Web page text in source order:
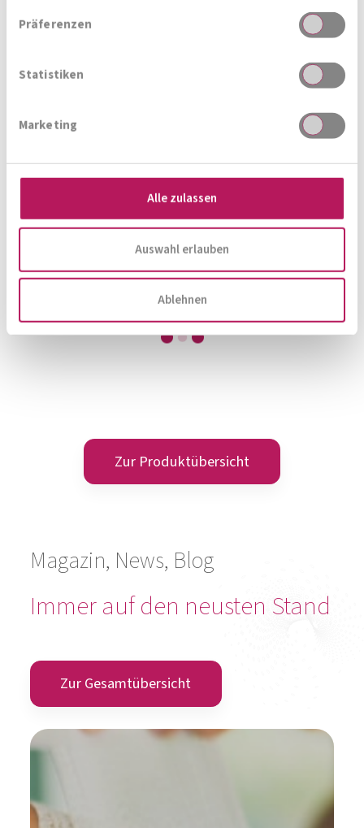
Präferenzen
Statistiken
Marketing
Alle zulassen
Auswahl erlauben
Ablehnen
OMNi-BiOTiC® Pro-Vi 5
Zum Produkt
Zur Produktübersicht